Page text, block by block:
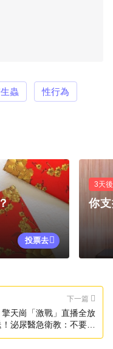
蟲 性行為
投票去
3天
你
下一篇
擎天崗「激戰」直播全放
泌尿醫急衛教：不要在
晴天...